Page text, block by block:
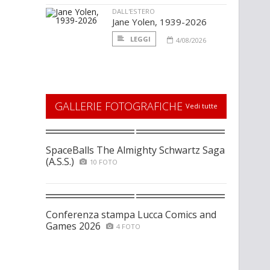
DALL'ESTERO
Jane Yolen, 1939-2026
LEGGI 4/08/2026
GALLERIE FOTOGRAFICHE Vedi tutte
SpaceBalls The Almighty Schwartz Saga
(A.S.S.)
10 FOTO
Conferenza stampa Lucca Comics and
Games 2026
4 FOTO